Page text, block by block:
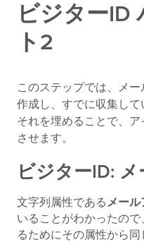
ビジターID
ト2
このステップでは、メ
作成し、すでに収集し
それを埋めることで、
させます。
ビジターID:
文字列属性であるメール
いることがわかったの
るためにその属性から同